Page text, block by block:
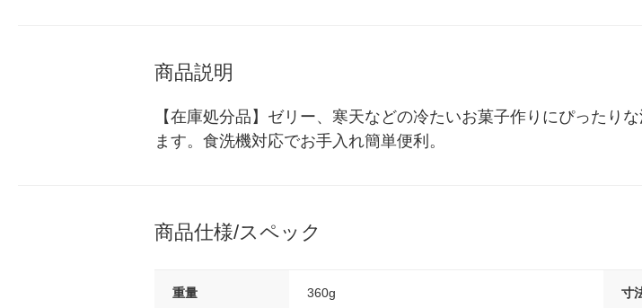
商品説明
【在庫処分品】ゼリー、寒天などの冷たいお菓子作りにぴったり
ます。食洗機対応でお手入れ簡単便利。
商品仕様/スペック
重量 360g 寸